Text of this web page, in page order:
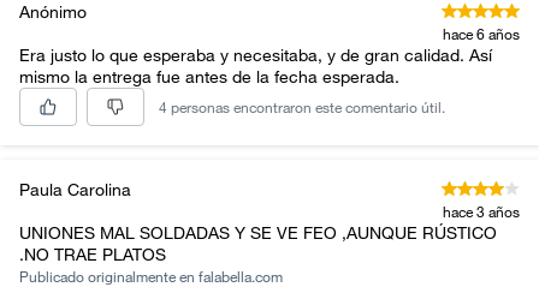
Anónimo
hace 6 años
Era justo lo que esperaba y necesitaba, y de gran calidad. Así
mismo la entrega fue antes de la fecha esperada.
4 personas encontraron este comentario útil.
Paula Carolina
hace 3 años
UNIONES MAL SOLDADAS Y SE VE FEO ,AUNQUE RÚSTICO
.NO TRAE PLATOS
Publicado originalmente en falabella.com